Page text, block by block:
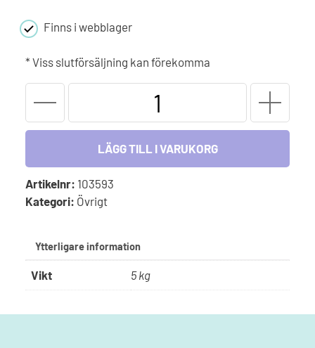
Finns i webblager
* Viss slutförsäljning kan förekomma
KIT
LÄGG TILL I VARUKORG
Artikelnr: 103593
Kategori: Övrigt
Ytterligare information
Vikt 5 kg